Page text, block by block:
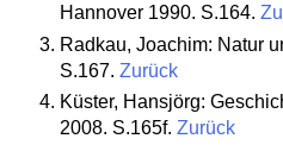
Hannover 1990. S.164.
Radkau, Joachim: Natur
S.167. Zurück
Küster, Hansjörg:
2008. S.165f. Zurück